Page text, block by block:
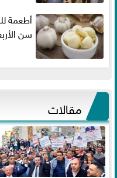
أطعمة
سن
مقالات